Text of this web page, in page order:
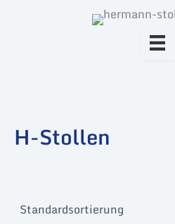
H-Stollen